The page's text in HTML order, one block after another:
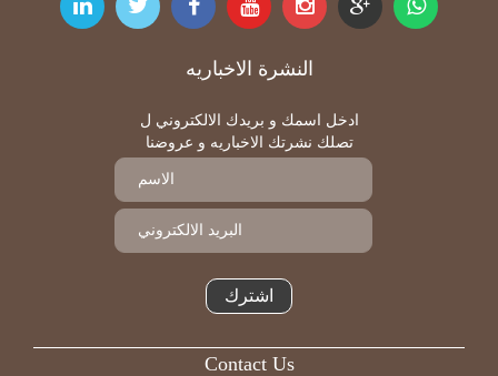
النشرة الاخباريه
ادخل اسمك و بريدك الالكتروني ل
تصلك نشرتك الاخباريه و عروضنا
اشترك
Contact Us